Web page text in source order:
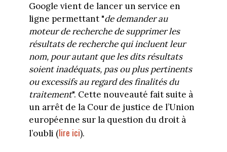
Google vient de lancer un service en
ligne permettant "de demander au
moteur de recherche de supprimer les
résultats de recherche qui incluent leur
nom, pour autant que les dits résultats
soient inadéquats, pas ou plus pertinents
ou excessifs au regard des finalités du
traitement". Cette nouveauté fait suite à
un arrêt de la Cour de justice de l’Union
européenne sur la question du droit à
l’oubli (lire ici).